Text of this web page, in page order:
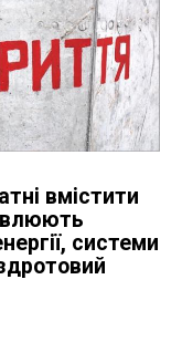
вмістити
системи